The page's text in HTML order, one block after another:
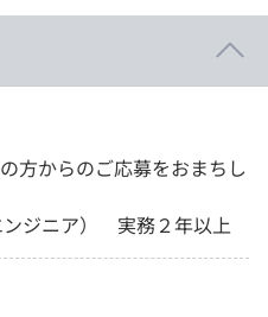
方からのご応募をおまちし
ンジニア） 実務２年以上